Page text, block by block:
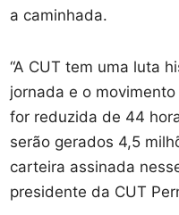
a caminhada.
“A CUT tem uma luta
jornada e o
for reduzida de 44
serão gerados 4,5
carteira assinada
presidente da CUT